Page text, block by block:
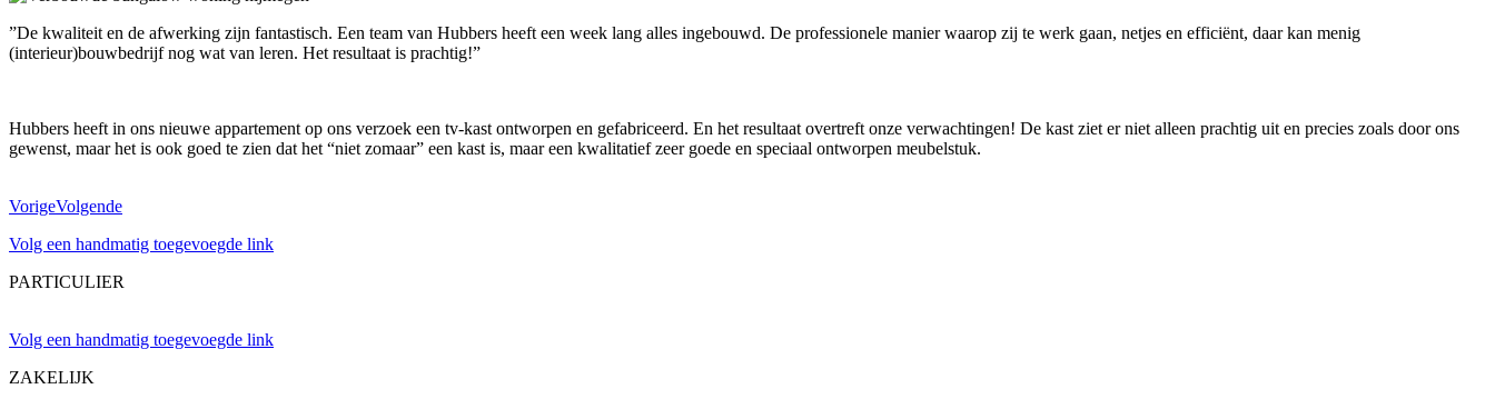
”De kwaliteit en de afwerking zijn fantastisch. Een team van Hubbers heeft een week lang alles ingebouwd. De professionele manier waarop zij te werk gaan, netjes en efficiënt, daar kan menig
(interieur)bouwbedrijf nog wat van leren. Het resultaat is prachtig!”
Hubbers heeft in ons nieuwe appartement op ons verzoek een tv-kast ontworpen en gefabriceerd. En het resultaat overtreft onze verwachtingen! De kast ziet er niet alleen prachtig uit en precies zoals door ons
gewenst, maar het is ook goed te zien dat het “niet zomaar” een kast is, maar een kwalitatief zeer goede en speciaal ontworpen meubelstuk.
VorigeVolgende
Volg een handmatig toegevoegde link
PARTICULIER
Volg een handmatig toegevoegde link
ZAKELIJK